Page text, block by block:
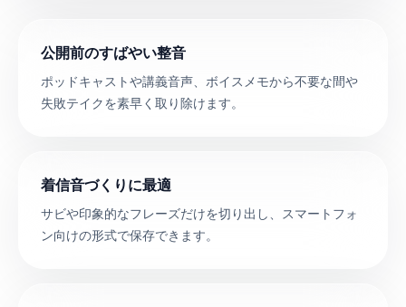
公開前のすばやい整音
ポッドキャストや講義音声、ボイスメモから不要な間や
失敗テイクを素早く取り除けます。
着信音づくりに最適
サビや印象的なフレーズだけを切り出し、スマートフォ
ン向けの形式で保存できます。